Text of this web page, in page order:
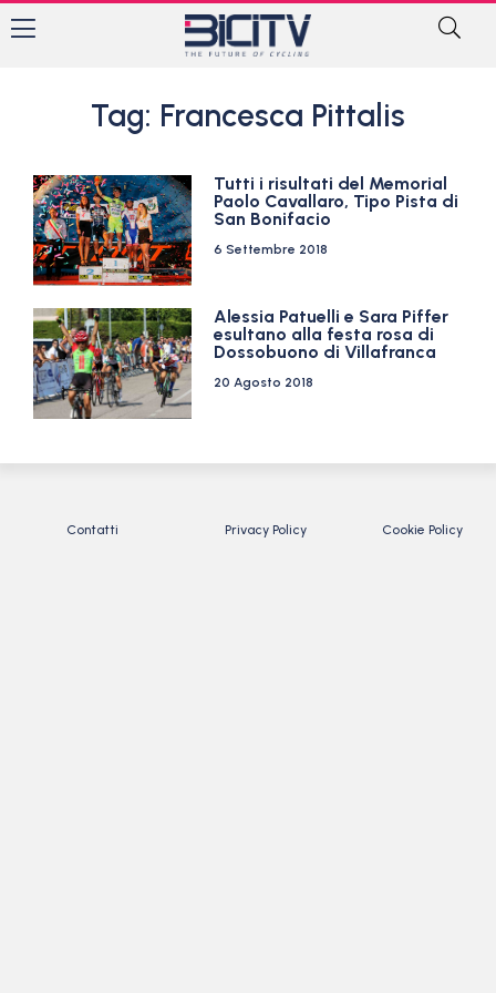
Tag: Francesca Pittalis
Tutti i risultati del Memorial
Paolo Cavallaro, Tipo Pista di
San Bonifacio
6 Settembre 2018
Alessia Patuelli e Sara Piffer
esultano alla festa rosa di
Dossobuono di Villafranca
20 Agosto 2018
Contatti Privacy Policy Cookie Policy